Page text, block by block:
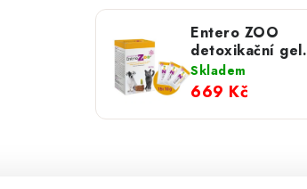
Entero ZOO
detoxikační gel;
15 sáček x 10 g
Skladem
669 Kč